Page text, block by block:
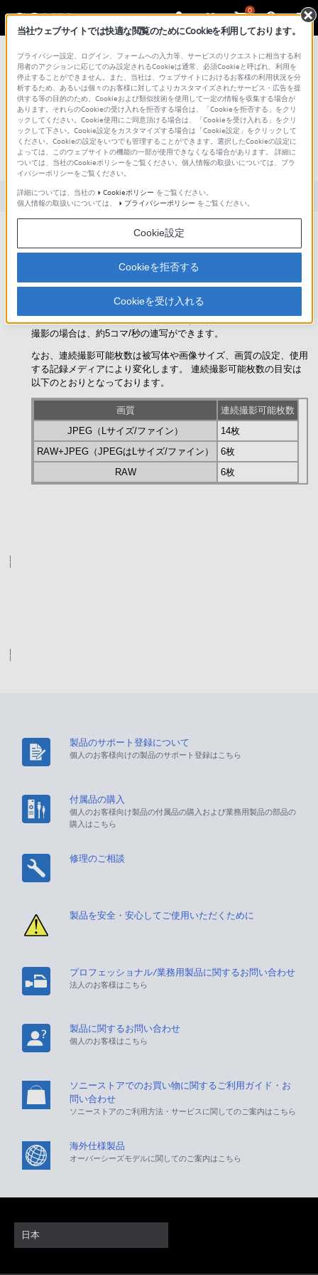
0
総合サポート・お問い合わせ
文書番号 : S1211139005783 / 最終更新日 : 2025/03/11
連写はできますか？（サイバーショッ
ト：DSC-RX1、DSC-RX1R）
対象製品カテゴリー・製品
できます。
本機は、最大約2.5コマ/秒の連写ができます。 また、速度優先連続
撮影の場合は、約5コマ/秒の連写ができます。
なお、連続撮影可能枚数は被写体や画像サイズ、画質の設定、使用
する記録メディアにより変化します。 連続撮影可能枚数の目安は
以下のとおりとなっております。
画質
連続撮影可能枚数
JPEG（Lサイズ/ファイン）
14枚
RAW+JPEG（JPEGはLサイズ/ファイン）
6枚
RAW
6枚
製品のサポート登録について
個人のお客様向けの製品のサポート登録はこちら
付属品の購入
個人のお客様向け製品の付属品の購入および業務用製品の部品の
購入はこちら
修理のご相談
製品を安全・安心してご使用いただくために
プロフェッショナル/業務用製品に関するお問い合わせ
法人のお客様はこちら
製品に関するお問い合わせ
個人のお客様はこちら
ソニーストアでのお買い物に関するご利用ガイド・お
問い合わせ
ソニーストアのご利用方法・サービスに関してのご案内はこちら
海外仕様製品
オーバーシーズモデルに関してのご案内はこちら
日本
当社ウェブサイトでは快適な閲覧のためにCookieを利用しております。
プライバシー設定、ログイン、フォームへの入力等、サービスのリクエストに相当する利
用者のアクションに応じてのみ設定されるCookieは通常、必須Cookieと呼ばれ、利用を
停止することができません。また、当社は、ウェブサイトにおけるお客様の利用状況を分
析するため、あるいは個々のお客様に対してよりカスタマイズされたサービス・広告を提
供する等の目的のため、Cookieおよび類似技術を使用して一定の情報を収集する場合が
あります。それらのCookieの受け入れを拒否する場合は、「Cookieを拒否する」をクリ
ックしてください。Cookie使用にご同意頂ける場合は、「Cookieを受け入れる」をクリ
ックして下さい。Cookie設定をカスタマイズする場合は「Cookie設定」をクリックして
ください。Cookieの設定をいつでも管理することができます。選択したCookieの設定に
よっては、このウェブサイトの機能の一部が使用できなくなる場合があります。 詳細に
ついては、当社のCookieポリシーをご覧ください。個人情報の取扱いについては、プラ
イバシーポリシーをご覧ください。
詳細については、当社の
Cookieポリシー をご覧ください。
個人情報の取扱いについては、
プライバシーポリシー をご覧ください。
Cookie設定
Cookieを拒否する
Cookieを受け入れる